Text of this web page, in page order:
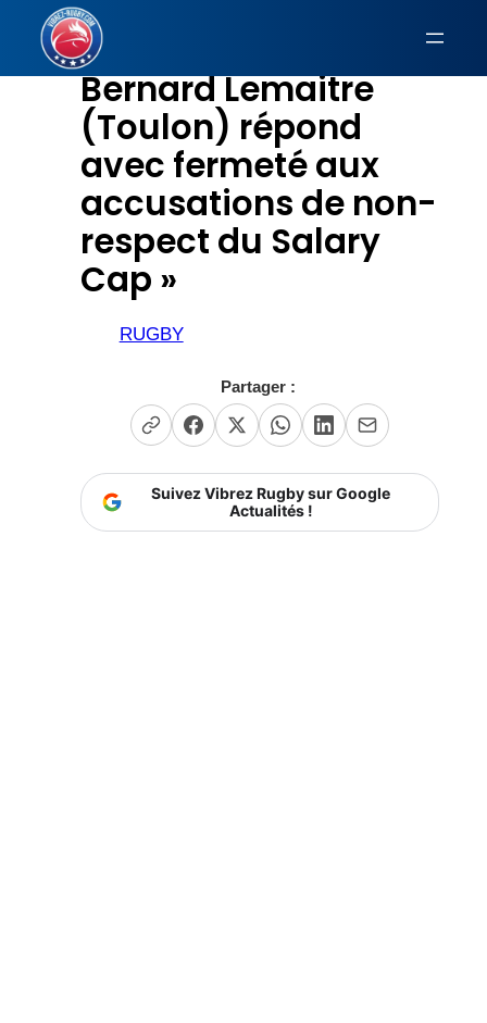
Aller
contenu Bernard Lemaitre
(Toulon) répond
avec fermeté aux
accusations de non-
respect du Salary
Cap »
RUGBY
Partager :
Suivez Vibrez Rugby sur Google
Actualités !